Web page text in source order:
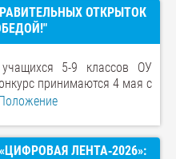
ОТКРЫТОК
5-9 классов ОУ
принимаются 4 мая с
ЛЕНТА‑2026»: